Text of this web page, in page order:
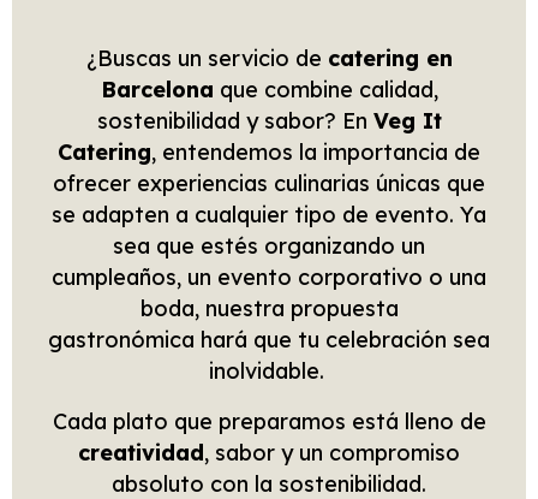
¿Buscas un servicio de catering en
Barcelona que combine calidad,
sostenibilidad y sabor? En Veg It
Catering, entendemos la importancia de
ofrecer experiencias culinarias únicas que
se adapten a cualquier tipo de evento. Ya
sea que estés organizando un
cumpleaños, un evento corporativo o una
boda, nuestra propuesta
gastronómica hará que tu celebración sea
inolvidable.
Cada plato que preparamos está lleno de
creatividad, sabor y un compromiso
absoluto con la sostenibilidad.